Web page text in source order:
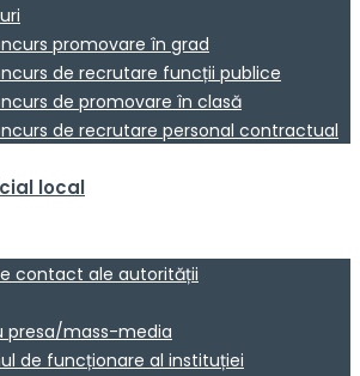
promovare în grad
de recrutare funcții publice
de promovare în clasă
de recrutare personal contractual
local
contact ale autorității
presa/mass-media
de funcționare al instituției